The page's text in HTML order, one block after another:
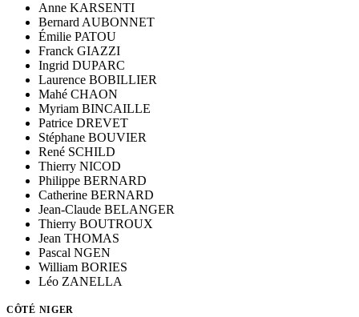
Anne KARSENTI
Bernard AUBONNET
Émilie PATOU
Franck GIAZZI
Ingrid DUPARC
Laurence BOBILLIER
Mahé CHAON
Myriam BINCAILLE
Patrice DREVET
Stéphane BOUVIER
René SCHILD
Thierry NICOD
Philippe BERNARD
Catherine BERNARD
Jean-Claude BELANGER
Thierry BOUTROUX
Jean THOMAS
Pascal NGEN
William BORIES
Léo ZANELLA
CÔTÉ NIGER